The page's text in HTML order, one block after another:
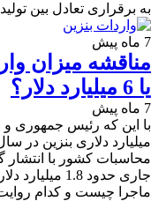
به برقراری تعادل بین
7 ماه پیش
یا 6 میلیارد دلار؟
7 ماه پیش
میلیارد دلاری بنزین در
محاسبات کشور با انتشار
جاری حدود
ماجرا چیست و کدام